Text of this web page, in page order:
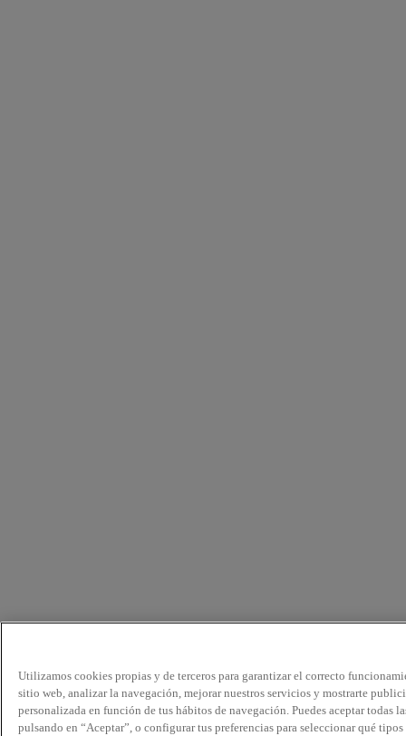
Utilizamos cookies propias y de terceros para garantizar el correcto
sitio web, analizar la navegación, mejorar nuestros servicios y mostrarte
personalizada en función de tus hábitos de navegación. Puedes aceptar todas
pulsando en “Aceptar”, o configurar tus preferencias para seleccionar qué tipos